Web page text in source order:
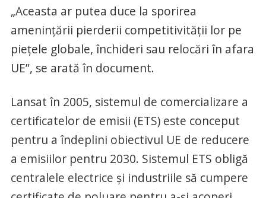
„Aceasta ar putea duce la sporirea
ameninţării pierderii competitivităţii lor pe
pieţele globale, închideri sau relocări în afara
UE”, se arată în document.
Lansat în 2005, sistemul de comercializare a
certificatelor de emisii (ETS) este conceput
pentru a îndeplini obiectivul UE de reducere
a emisiilor pentru 2030. Sistemul ETS obligă
centralele electrice şi industriile să cumpere